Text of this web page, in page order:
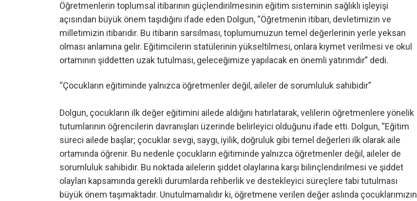
Öğretmenlerin toplumsal itibarının güçlendirilmesinin eğitim sisteminin sağlıklı işleyişi
açısından büyük önem taşıdığını ifade eden Dolgun, “Öğretmenin itibarı, devletimizin ve
milletimizin itibarıdır. Bu itibarın sarsılması, toplumumuzun temel değerlerinin yerle yeksan
olması anlamına gelir. Eğitimcilerin statülerinin yükseltilmesi, onlara kıymet verilmesi ve okul
ortamının şiddetten uzak tutulması, geleceğimize yapılacak en önemli yatırımdır” dedi.
“Çocukların eğitiminde yalnızca öğretmenler değil, aileler de sorumluluk sahibidir”
Dolgun, çocukların ilk değer eğitimini ailede aldığını hatırlatarak, velilerin öğretmenlere yönelik
tutumlarının öğrencilerin davranışları üzerinde belirleyici olduğunu ifade etti. Dolgun, “Eğitim
süreci ailede başlar; çocuklar sevgi, saygı, iyilik, doğruluk gibi temel değerleri ilk olarak aile
ortamında öğrenir. Bu nedenle çocukların eğitiminde yalnızca öğretmenler değil, aileler de
sorumluluk sahibidir. Bu noktada ailelerin şiddet olaylarına karşı bilinçlendirilmesi ve şiddet
olayları kapsamında gerekli durumlarda rehberlik ve destekleyici süreçlere tabi tutulması
büyük önem taşımaktadır. Unutulmamalıdır ki, öğretmene verilen değer aslında çocuklarımızın